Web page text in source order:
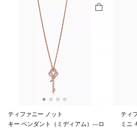
ティファニー ノット
キー ペンダント（ミディアム）—ロ
ティ
ミニ